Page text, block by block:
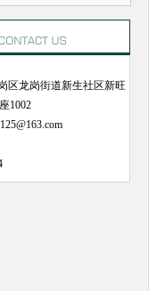
区龙岗街道新生社区新旺
1002